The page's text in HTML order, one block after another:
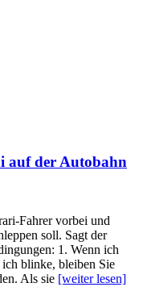
auf der Autobahn
Fahrer vorbei und
soll. Sagt der
1. Wenn ich
blinke, bleiben Sie
Als sie [weiter lesen]